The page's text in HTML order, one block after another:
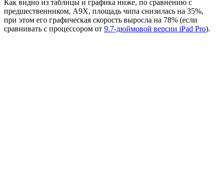
Как видно из таблицы и графика ниже, по сравнению с
предшественником, A9X, площадь чипа снизилась на 35%,
при этом его графическая скорость выросла на 78% (если
сравнивать с процессором от 9.7-дюймовой версии iPad Pro).